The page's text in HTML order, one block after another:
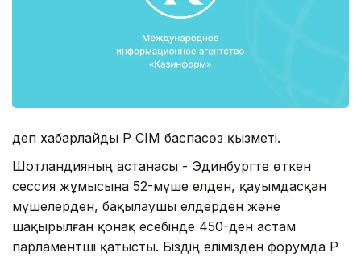
деп хабарлайды ҚР СІМ баспасөз қызметі.
Шотландияның астанасы - Эдинбургте өткен
сессия жұмысына 52-мүше елден, қауымдасқан
мүшелерден, бақылаушы елдерден және
шақырылған қонақ есебінде 450-ден астам
парламентші қатысты. Біздің елімізден форумда ҚР